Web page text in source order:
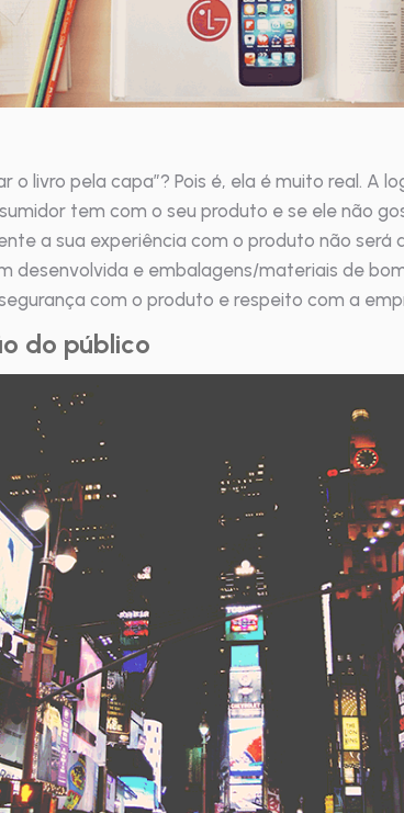
o livro pela capa”? Pois é, ela é muito real. A
tem com o seu produto e se ele não
a sua experiência com o produto não será
desenvolvida e embalagens/materiais de
com o produto e respeito com a
do público